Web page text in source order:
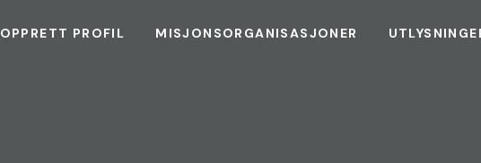
OPPRETT PROFIL MISJONSORGANISASJONER